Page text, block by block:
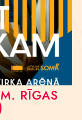
RĪGAS